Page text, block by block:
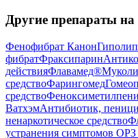
Другие препараты на
Фенофибрат Канон
фибратФраксипарин
действияФлавамед®
средствоФарингомед
средство
ВатхэмАнтибиотик,
ненаркотическое средство
устранения симптомов